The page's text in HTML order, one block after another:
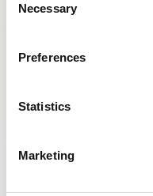
Selection
Necessary
Preferences
Statistics
Marketing